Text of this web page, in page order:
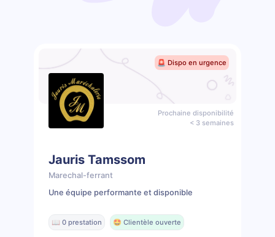
🚨 Dispo en urgence
Prochaine disponibilité
< 3 semaines
Jauris Tamssom
Marechal-ferrant
Une équipe performante et disponible
📖 0 prestation 🤩 Clientèle ouverte